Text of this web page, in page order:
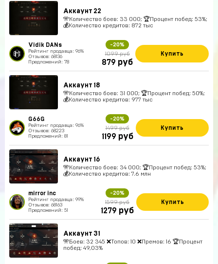
Аккаунт 22
🎌Количество боев: 33 000; 🏆Процент побед: 53%;
💰Количество кредитов: 872 тыс
Vidik DANs
Рейтинг продавца: 96%
Отзывов: 68136
Предложений: 78
-20%
1099 руб
879 руб
Купить
Аккаунт 18
🎌Количество боев: 31 000; 🏆Процент побед: 50%;
💰Количество кредитов: 977 тыс
G66G
Рейтинг продавца: 96%
Отзывов: 68223
Предложений: 81
-20%
1499 руб
1199 руб
Купить
Аккаунт 16
🎌Количество боев: 34 000; 🏆Процент побед: 53%;
💰Количество кредитов: 7.6 млн
mirror inc
Рейтинг продавца: 99%
Отзывов: 68163
Предложений: 51
-20%
1599 руб
1279 руб
Купить
Аккаунт 31
🎌Боев: 32 345 ❌Топов: 10 ❌Премов: 16 🏆Процент
побед: 49,03%